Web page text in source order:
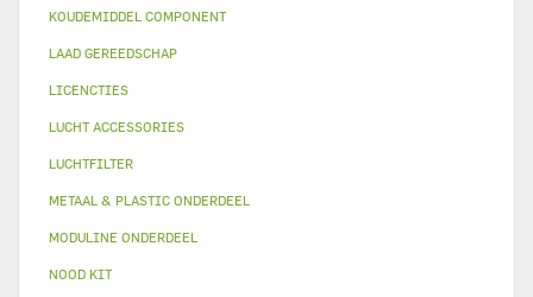
KOUDEMIDDEL COMPONENT
LAAD GEREEDSCHAP
LICENCTIES
LUCHT ACCESSORIES
LUCHTFILTER
METAAL & PLASTIC ONDERDEEL
MODULINE ONDERDEEL
NOOD KIT